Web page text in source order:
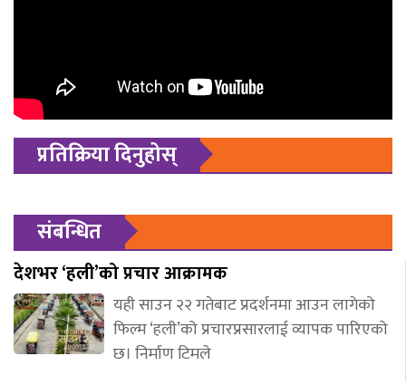
प्रतिक्रिया दिनुहोस्
संबन्धित
देशभर ‘हली’को प्रचार आक्रामक
यही साउन २२ गतेबाट प्रदर्शनमा आउन लागेको
फिल्म ‘हली’को प्रचारप्रसारलाई व्यापक पारिएको
छ। निर्माण टिमले